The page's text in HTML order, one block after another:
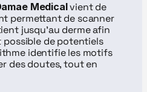
Medical vient de
permettant de scanner
jusqu’au derme afin
de potentiels
identifie les motifs
des doutes, tout en